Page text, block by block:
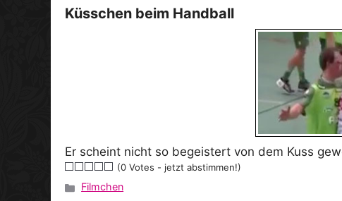
Küsschen beim Handball
Er scheint nicht so begeistert von dem Kuss
(0 Votes - jetzt abstimmen!)
Kategorien
Filmchen